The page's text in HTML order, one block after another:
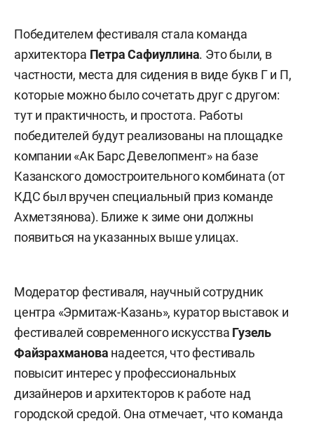
Победителем фестиваля стала команда
архитектора Петра Сафиуллина. Это были, в
частности, места для сидения в виде букв Г и П,
которые можно было сочетать друг с другом:
тут и практичность, и простота. Работы
победителей будут реализованы на площадке
компании «Ак Барс Девелопмент» на базе
Казанского домостроительного комбината (от
КДС был вручен специальный приз команде
Ахметзянова). Ближе к зиме они должны
появиться на указанных выше улицах.
Модератор фестиваля, научный сотрудник
центра «Эрмитаж-Казань», куратор выставок и
фестивалей современного искусства Гузель
Файзрахманова надеется, что фестиваль
повысит интерес у профессиональных
дизайнеров и архитекторов к работе над
городской средой. Она отмечает, что команда